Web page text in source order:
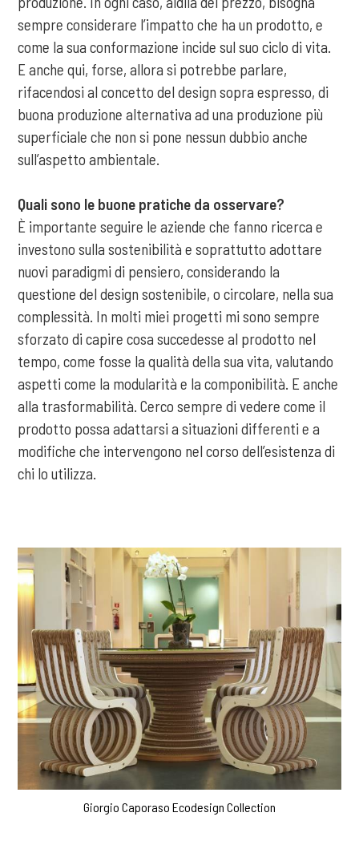
sempre considerare l’impatto che ha un prodotto, e
come la sua conformazione incide sul suo ciclo di vita.
E anche qui, forse, allora si potrebbe parlare,
rifacendosi al concetto del design sopra espresso, di
buona produzione alternativa ad una produzione più
superficiale che non si pone nessun dubbio anche
sull’aspetto ambientale.
Quali sono le buone pratiche da osservare?
È importante seguire le aziende che fanno ricerca e
investono sulla sostenibilità e soprattutto adottare
nuovi paradigmi di pensiero, considerando la
questione del design sostenibile, o circolare, nella sua
complessità. In molti miei progetti mi sono sempre
sforzato di capire cosa succedesse al prodotto nel
tempo, come fosse la qualità della sua vita, valutando
aspetti come la modularità e la componibilità. E anche
alla trasformabilità. Cerco sempre di vedere come il
prodotto possa adattarsi a situazioni differenti e a
modifiche che intervengono nel corso dell’esistenza di
chi lo utilizza.
Giorgio Caporaso Ecodesign Collection